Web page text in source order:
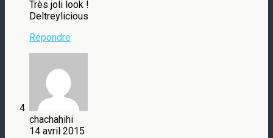
Très joli look !
Deltreylicious
Répondre
chachahihi
14 avril 2015